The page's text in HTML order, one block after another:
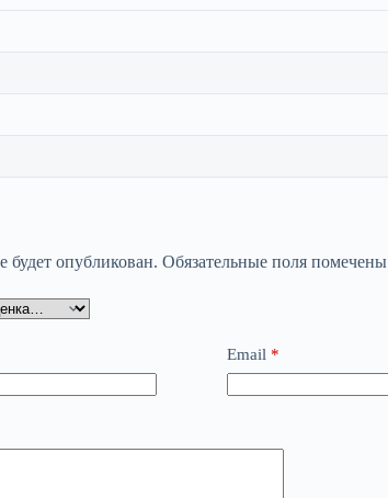
будет опубликован. Обязательные поля помечены
Email *